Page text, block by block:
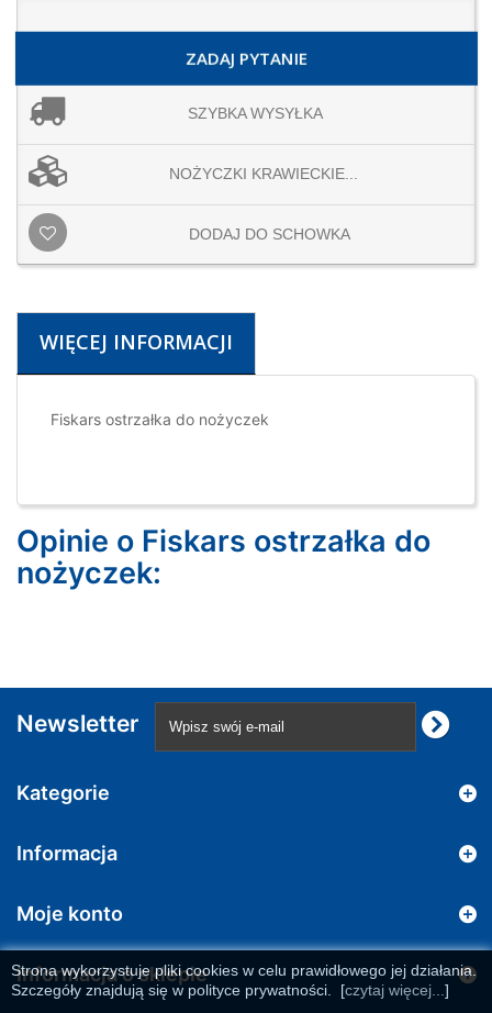
ZADAJ PYTANIE
SZYBKA WYSYŁKA
NOŻYCZKI KRAWIECKIE...
DODAJ DO SCHOWKA
WIĘCEJ INFORMACJI
Fiskars ostrzałka do nożyczek
Opinie o Fiskars ostrzałka do
nożyczek:
Newsletter
Kategorie
Informacja
Moje konto
Informacja o sklepie
Strona wykorzystuje pliki cookies w celu prawidłowego jej działania.
Szczegóły znajdują się w polityce prywatności.
[czytaj więcej... ]